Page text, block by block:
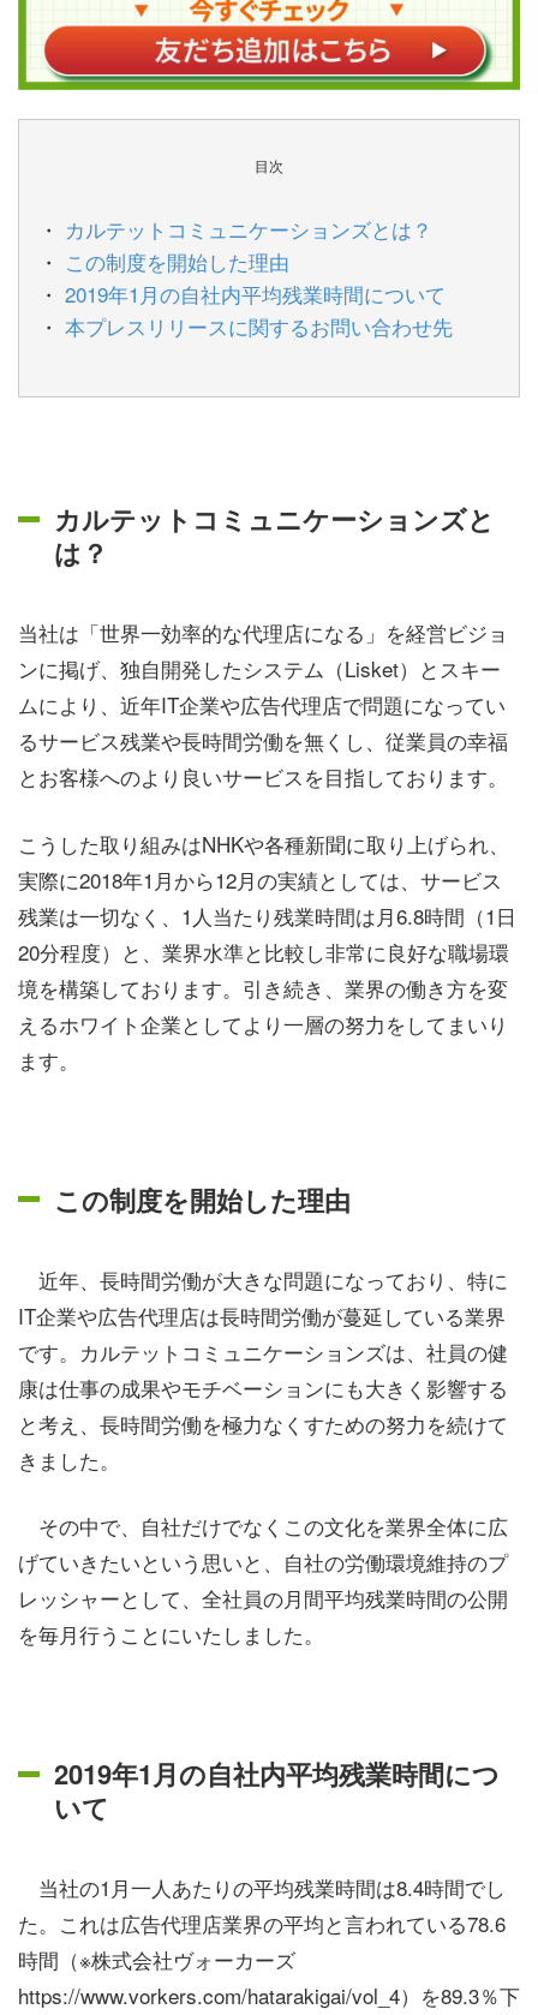
目次
カルテットコミュニケーションズとは？
この制度を開始した理由
2019年1月の自社内平均残業時間について
本プレスリリースに関するお問い合わせ先
カルテットコミュニケーションズと
は？
当社は「世界一効率的な代理店になる」を経営ビジョ
ンに掲げ、独自開発したシステム（Lisket）とスキー
ムにより、近年IT企業や広告代理店で問題になってい
るサービス残業や長時間労働を無くし、従業員の幸福
とお客様へのより良いサービスを目指しております。
こうした取り組みはNHKや各種新聞に取り上げられ、
実際に2018年1月から12月の実績としては、サービス
残業は一切なく、1人当たり残業時間は月6.8時間（1日
20分程度）と、業界水準と比較し非常に良好な職場環
境を構築しております。引き続き、業界の働き方を変
えるホワイト企業としてより一層の努力をしてまいり
ます。
この制度を開始した理由
近年、長時間労働が大きな問題になっており、特に
IT企業や広告代理店は長時間労働が蔓延している業界
です。カルテットコミュニケーションズは、社員の健
康は仕事の成果やモチベーションにも大きく影響する
と考え、長時間労働を極力なくすための努力を続けて
きました。
その中で、自社だけでなくこの文化を業界全体に広
げていきたいという思いと、自社の労働環境維持のプ
レッシャーとして、全社員の月間平均残業時間の公開
を毎月行うことにいたしました。
2019年1月の自社内平均残業時間につ
いて
当社の1月一人あたりの平均残業時間は8.4時間でし
た。これは広告代理店業界の平均と言われている78.6
時間（※株式会社ヴォーカーズ
https://www.vorkers.com/hatarakigai/vol_4）を89.3％下